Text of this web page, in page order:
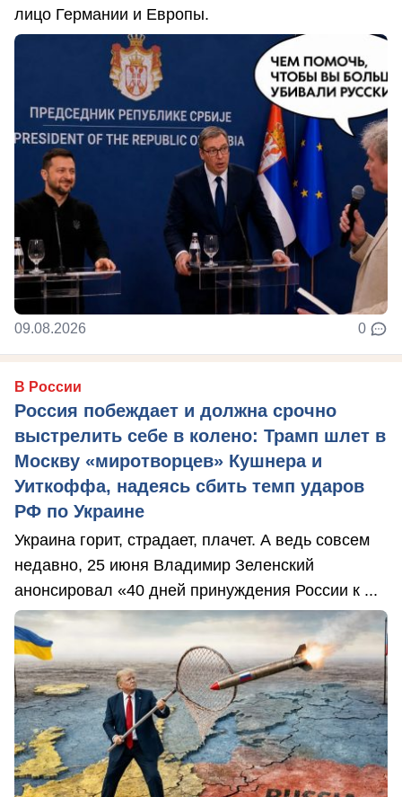
лицо Германии и Европы.
09.08.2026 0
В России
Россия побеждает и должна срочно
выстрелить себе в колено: Трамп шлет в
Москву «миротворцев» Кушнера и
Уиткоффа, надеясь сбить темп ударов
РФ по Украине
Украина горит, страдает, плачет. А ведь совсем
недавно, 25 июня Владимир Зеленский
анонсировал «40 дней принуждения России к ...